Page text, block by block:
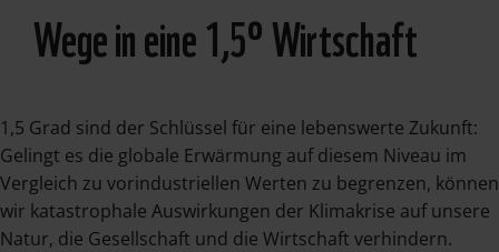
Wege in eine 1,5° Wirtschaft
1,5 Grad sind der Schlüssel für eine lebenswerte Zukunft:
Gelingt es die globale Erwärmung auf diesem Niveau im
Vergleich zu vorindustriellen Werten zu begrenzen, können
wir katastrophale Auswirkungen der Klimakrise auf unsere
Natur, die Gesellschaft und die Wirtschaft verhindern.